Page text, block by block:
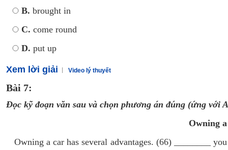
B. brought in
C. come round
D. put up
Xem lời giải Video lý thuyết
Bài 7:
Đọc kỹ đoạn văn sau và chọn phương án đúng (ứng với
Owning
Owning a car has several advantages. (66) ________